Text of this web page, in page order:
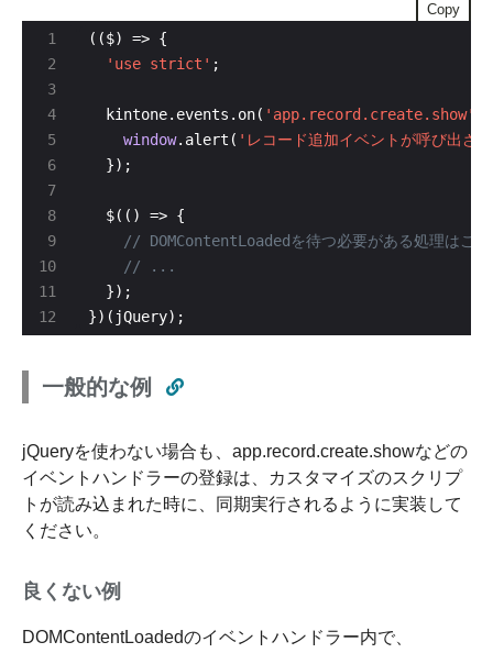
Copy
3
4
5
6
7
8
9
10
'use strict'
  kintone.events.on(
'app.record.create.show'
window.alert( 'レコード追加イベントが呼び出さ
})(jQuery);
一般的な例
jQueryを使わない場合も、app.record.create.showなどの
イベントハンドラーの登録は、カスタマイズのスクリプ
トが読み込まれた時に、同期実行されるように実装して
ください。
良くない例
DOMContentLoadedのイベントハンドラー内で、